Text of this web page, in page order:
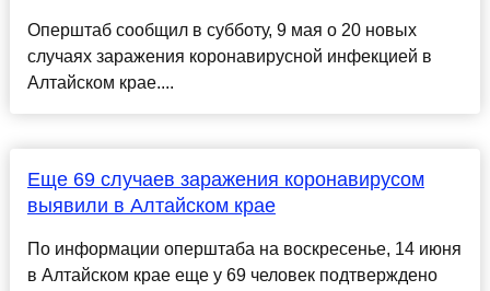
Оперштаб сообщил в субботу, 9 мая о 20 новых
случаях заражения коронавирусной инфекцией в
Алтайском крае....
Еще 69 случаев заражения коронавирусом
выявили в Алтайском крае
По информации оперштаба на воскресенье, 14 июня
в Алтайском крае еще у 69 человек подтверждено